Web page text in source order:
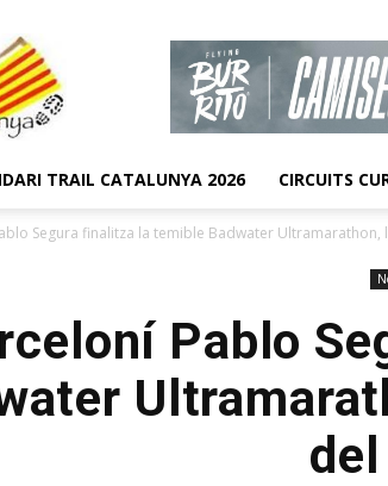
TRAIL CATALUNYA 2026 CIRCUITS
Segura finalitza la temible Badwater Ultramarathon,
Pablo